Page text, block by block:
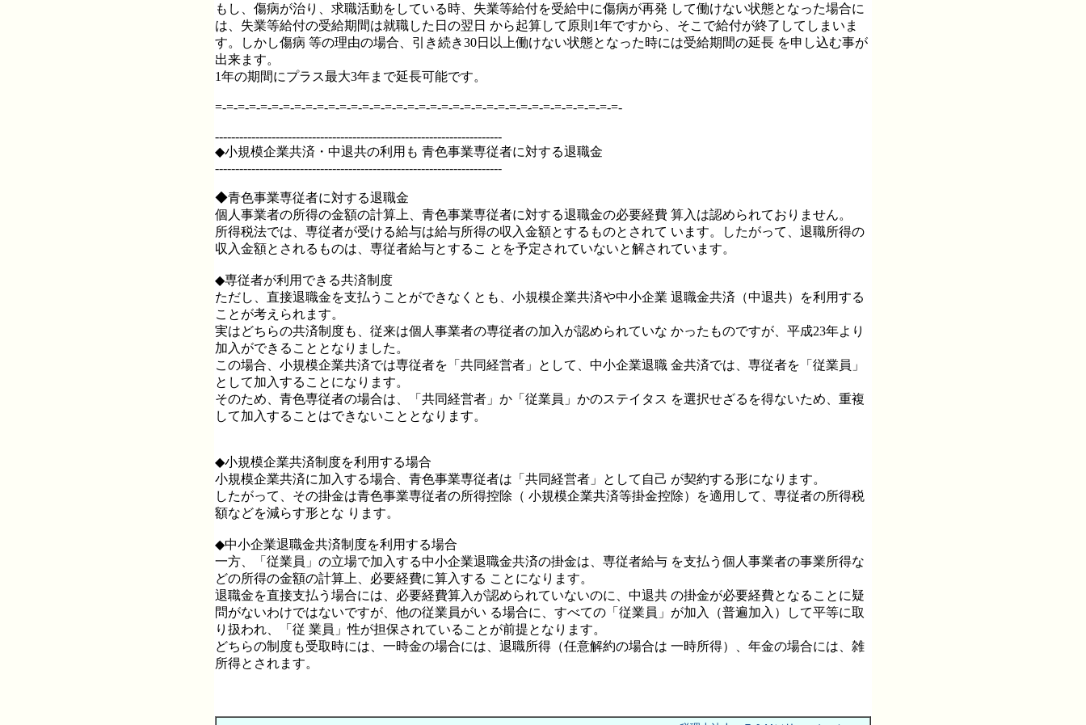
もし、傷病が治り、求職活動をしている時、失業等給付を受給中に傷病が再発 して働けない状態となった場合に
は、失業等給付の受給期間は就職した日の翌日 から起算して原則1年ですから、そこで給付が終了してしまいま
す。しかし傷病 等の理由の場合、引き続き30日以上働けない状態となった時には受給期間の延長 を申し込む事が
出来ます。
1年の期間にプラス最大3年まで延長可能です。
=-=-=-=-=-=-=-=-=-=-=-=-=-=-=-=-=-=-=-=-=-=-=-=-=-=-=-=-=-=-=-=-=-=-=-=-
-----------------------------------------------------------------------
◆小規模企業共済・中退共の利用も 青色事業専従者に対する退職金
-----------------------------------------------------------------------
◆青色事業専従者に対する退職金
個人事業者の所得の金額の計算上、青色事業専従者に対する退職金の必要経費 算入は認められておりません。
所得税法では、専従者が受ける給与は給与所得の収入金額とするものとされて います。したがって、退職所得の
収入金額とされるものは、専従者給与とするこ とを予定されていないと解されています。
◆専従者が利用できる共済制度
ただし、直接退職金を支払うことができなくとも、小規模企業共済や中小企業 退職金共済（中退共）を利用する
ことが考えられます。
実はどちらの共済制度も、従来は個人事業者の専従者の加入が認められていな かったものですが、平成23年より
加入ができることとなりました。
この場合、小規模企業共済では専従者を「共同経営者」として、中小企業退職 金共済では、専従者を「従業員」
として加入することになります。
そのため、青色専従者の場合は、「共同経営者」か「従業員」かのステイタス を選択せざるを得ないため、重複
して加入することはできないこととなります。
◆小規模企業共済制度を利用する場合
小規模企業共済に加入する場合、青色事業専従者は「共同経営者」として自己 が契約する形になります。
したがって、その掛金は青色事業専従者の所得控除（ 小規模企業共済等掛金控除）を適用して、専従者の所得税
額などを減らす形とな ります。
◆中小企業退職金共済制度を利用する場合
一方、「従業員」の立場で加入する中小企業退職金共済の掛金は、専従者給与 を支払う個人事業者の事業所得な
どの所得の金額の計算上、必要経費に算入する ことになります。
退職金を直接支払う場合には、必要経費算入が認められていないのに、中退共 の掛金が必要経費となることに疑
問がないわけではないですが、他の従業員がい る場合に、すべての「従業員」が加入（普遍加入）して平等に取
り扱われ、「従 業員」性が担保されていることが前提となります。
どちらの制度も受取時には、一時金の場合には、退職所得（任意解約の場合は 一時所得）、年金の場合には、雑
所得とされます。